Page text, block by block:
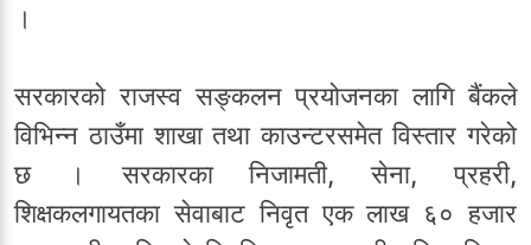
।
सरकारको राजस्व सङ्कलन प्रयोजनका लागि बैंकले
विभिन्न ठाउँमा शाखा तथा काउन्टरसमेत विस्तार गरेको
छ । सरकारका निजामती, सेना, प्रहरी,
शिक्षकलगायतका सेवाबाट निवृत एक लाख ६० हजार